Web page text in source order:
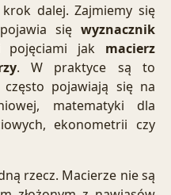
dalej. Zajmiemy się
się wyznacznik
jak macierz
. W praktyce są to
pojawiają się na
matematyki dla
ekonometrii czy
rzecz. Macierze nie są